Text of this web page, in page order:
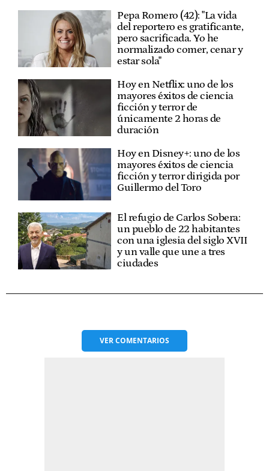
Pepa Romero (42): "La vida
del reportero es gratificante,
pero sacrificada. Yo he
normalizado comer, cenar y
estar sola"
Hoy en Netflix: uno de los
mayores éxitos de ciencia
ficción y terror de
únicamente 2 horas de
duración
Hoy en Disney+: uno de los
mayores éxitos de ciencia
ficción y terror dirigida por
Guillermo del Toro
El refugio de Carlos Sobera:
un pueblo de 22 habitantes
con una iglesia del siglo XVII
y un valle que une a tres
ciudades
VERCOMENTARIOS